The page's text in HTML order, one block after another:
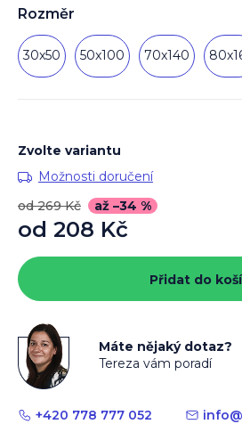
Rozměr
30x50 50x100 70x140
Zvolte variantu
Možnosti doručení
od 269 Kč
až –34 %
od 208 Kč
cena:
Přidat do
Máte nějaký dotaz?
Tereza vám poradí
+420 778 777 052 info@